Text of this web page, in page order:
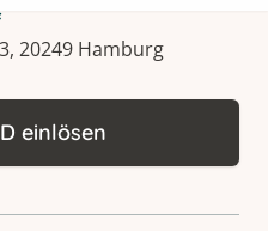
20249 Hamburg
einlösen